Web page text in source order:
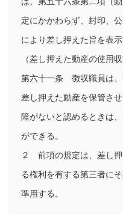
定にかかわらず、封印、
により差し押えた旨を表
（差し押えた動産の使用収
第六十一条　徴収職員は
差し押えた動産を保管さ
障がないと認めるときは
ができる。
２　前項の規定は、差し
る権利を有する第三者に
準用する。